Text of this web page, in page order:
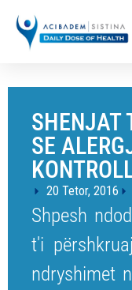
SHENJAT
SE
20 Tetor, 2016
Shpesh
t'i
ndryshimet